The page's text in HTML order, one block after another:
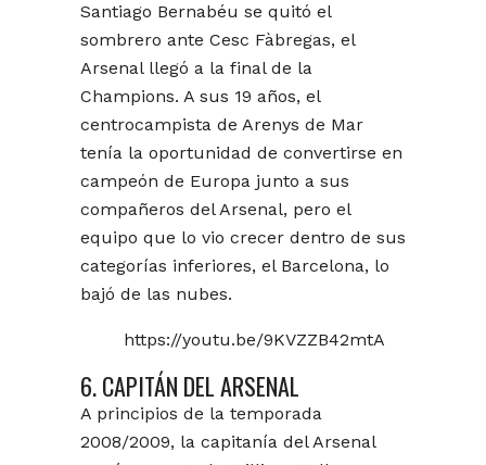
Santiago Bernabéu se quitó el
sombrero ante Cesc Fàbregas, el
Arsenal llegó a la final de la
Champions. A sus 19 años, el
centrocampista de Arenys de Mar
tenía la oportunidad de convertirse en
campeón de Europa junto a sus
compañeros del Arsenal, pero el
equipo que lo vio crecer dentro de sus
categorías inferiores, el Barcelona, lo
bajó de las nubes.
https://youtu.be/9KVZZB42mtA
6. CAPITÁN DEL ARSENAL
A principios de la temporada
2008/2009, la capitanía del Arsenal